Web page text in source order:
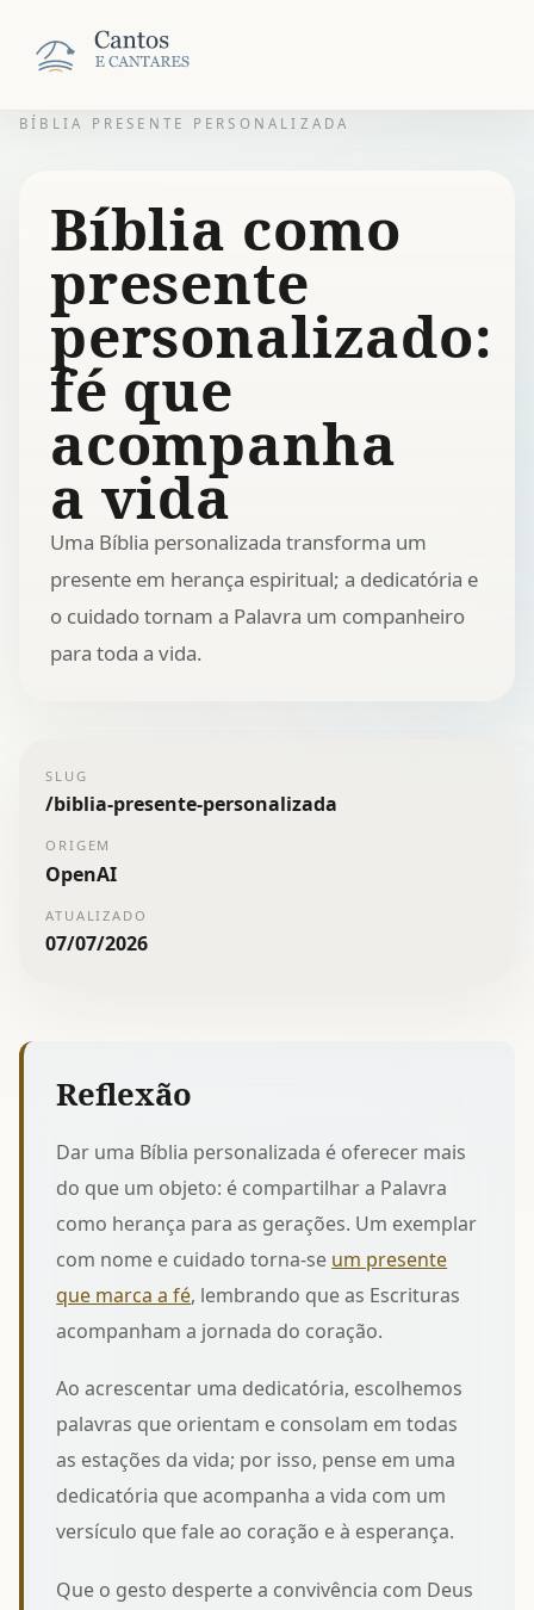
BÍBLIA PRESENTE PERSONALIZADA
Bíblia como
presente
personalizado:
fé que
acompanha
a vida
Uma Bíblia personalizada transforma um
presente em herança espiritual; a dedicatória e
o cuidado tornam a Palavra um companheiro
para toda a vida.
SLUG
/biblia-presente-personalizada
ORIGEM
OpenAI
ATUALIZADO
07/07/2026
Reflexão
Dar uma Bíblia personalizada é oferecer mais
do que um objeto: é compartilhar a Palavra
como herança para as gerações. Um exemplar
com nome e cuidado torna-se um presente
que marca a fé, lembrando que as Escrituras
acompanham a jornada do coração.
Ao acrescentar uma dedicatória, escolhemos
palavras que orientam e consolam em todas
as estações da vida; por isso, pense em uma
dedicatória que acompanha a vida com um
versículo que fale ao coração e à esperança.
Que o gesto desperte a convivência com Deus